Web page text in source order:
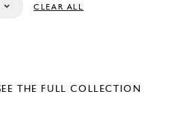
CLEAR ALL
THE FULL COLLECTION